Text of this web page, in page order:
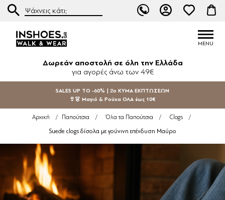
Δωρεάν αποστολή σε όλη την Ελλάδα
για αγορές άνω των 49€
SALES UP TO -60% | 2ο ΚΥΜΑ ΕΚΠΤΩΣΕΩΝ
👙👗 Μαγιό & Ρούχα ΟΛΑ έως 10€
Αρχική / Παπούτσια / Όλα τα Παπούτσια / Clogs /
Suede clogs δίσολα με γούνινη επένδυση Μαύρο